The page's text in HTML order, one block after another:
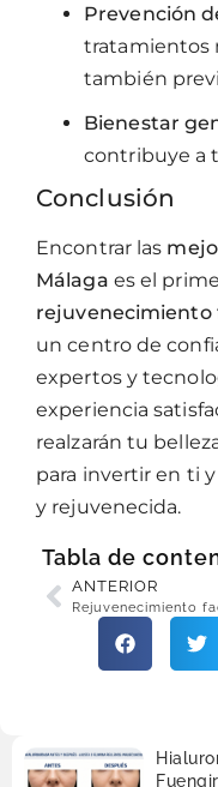
Prevención
tratamientos
también
Bienestar
contribuye a
Conclusión
Encontrar las
Málaga es el
rejuvenecimiento
un centro de
expertos y
experiencia
realzarán tu
para invertir en ti
y rejuvenecida.
Tabla de
ANTERIOR